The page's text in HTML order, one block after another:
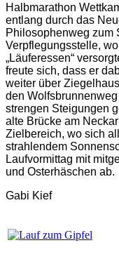
Halbmarathon
entlang durch das
Philosophenweg zum
Verpflegungsstelle,
„Läuferessen“
freute sich, dass er
weiter über
den
strengen Steigungen
alte Brücke am
Zielbereich, wo sich
strahlendem
Laufvormittag mit
und Osterhäschen ab.
Gabi Kief